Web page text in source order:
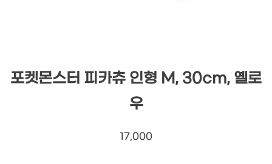
포켓몬스터 피카츄 인형 M, 30cm, 옐로
우
17,000